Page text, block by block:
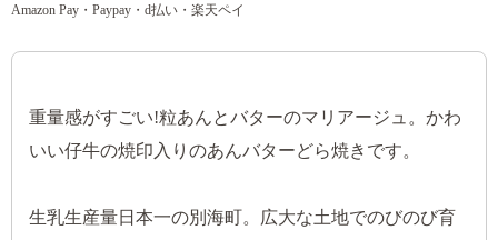
Amazon Pay・Paypay・d払い・楽天ペイ
重量感がすごい!粒あんとバターのマリアージュ。かわ
いい仔牛の焼印入りのあんバターどら焼きです。
生乳生産量日本一の別海町。広大な土地でのびのび育